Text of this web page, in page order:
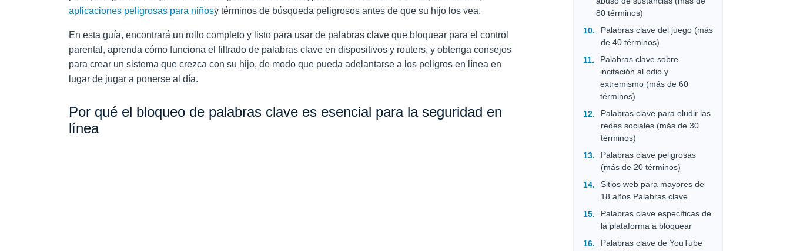
aplicaciones peligrosas para niñosy términos de búsqueda peligrosos antes de que su hijo los vea.
En esta guía, encontrará un rollo completo y listo para usar de palabras clave que bloquear para el control
parental, aprenda cómo funciona el filtrado de palabras clave en dispositivos y routers, y obtenga consejos
para crear un sistema que crezca con su hijo, de modo que pueda adelantarse a los peligros en línea en
lugar de jugar a ponerse al día.
Por qué el bloqueo de palabras clave es esencial para la seguridad en
línea
80 términos)
Palabras clave del juego (más
de 40 términos)
Palabras clave sobre
incitación al odio y
extremismo (más de 60
términos)
Palabras clave para eludir las
redes sociales (más de 30
términos)
Palabras clave peligrosas
(más de 20 términos)
Sitios web para mayores de
18 años Palabras clave
Palabras clave específicas de
la plataforma a bloquear
Palabras clave de YouTube